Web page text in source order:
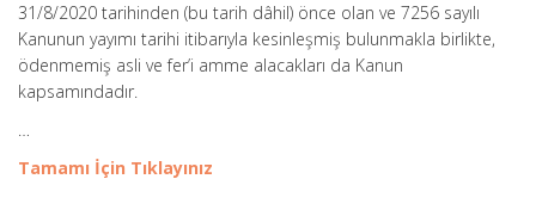
31/8/2020 tarihinden (bu tarih dâhil) önce olan ve 7256 sayılı
Kanunun yayımı tarihi itibarıyla kesinleşmiş bulunmakla birlikte,
ödenmemiş asli ve fer’i amme alacakları da Kanun
kapsamındadır.
…
Tamamı İçin Tıklayınız